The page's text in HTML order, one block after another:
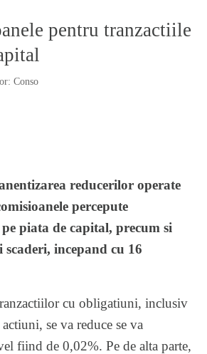
pentru tranzactiile
Conso
reducerilor operate
percepute
piata de capital, precum si
incepand cu 16
cu obligatiuni, inclusiv
se va reduce se va
fiind de 0,02%. Pe de alta parte,